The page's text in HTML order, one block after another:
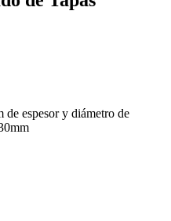
de espesor y diámetro de